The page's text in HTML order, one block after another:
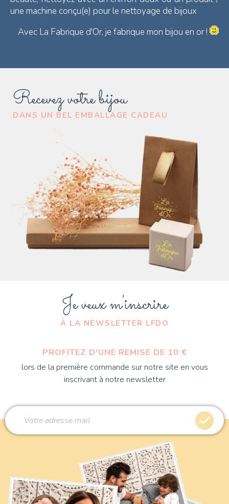
Recevez votre bijou
DANS UN BEL EMBALLAGE CADEAU
une machine conçu(e) pour le nettoyage de bijoux
Avec La Fabrique d'Or, je fabrique mon bijou en or !
Je veux m'inscrire
À LA NEWSLETTER LFDO
PROFITEZ D'UNE REMISE DE 10 €
lors de la première commande sur notre site en vous
inscrivant à notre newsletter